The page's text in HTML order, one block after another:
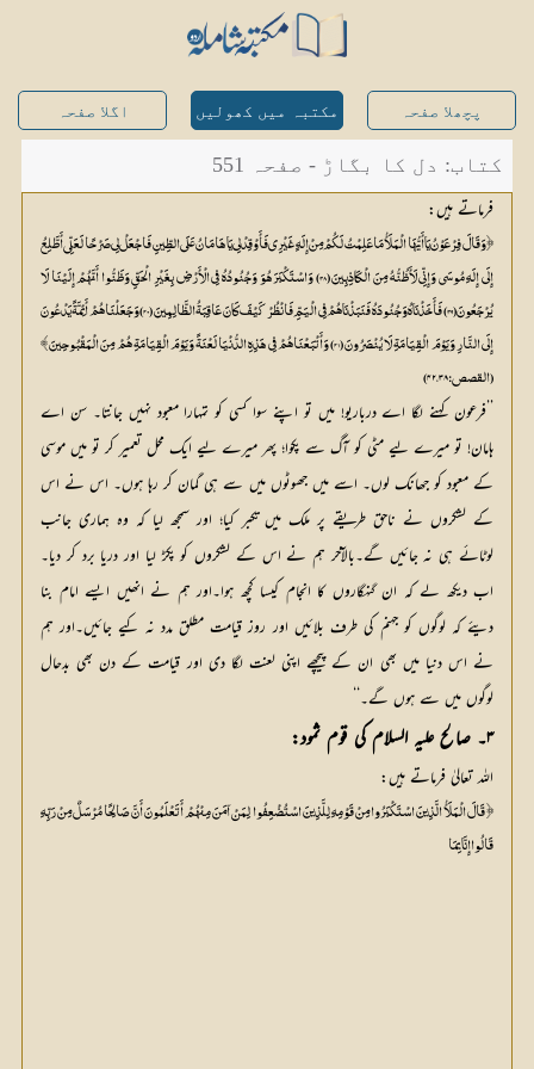
پچھلا صفحہ مکتبہ میں کھولیں اگلا صفحہ
کتاب: دل کا بگاڑ - صفحہ 551
فرماتے ہیں:
﴿ وَقَالَ فِرْعَوْنُ يَا أَيُّهَا الْمَلَأُ مَا عَلِمْتُ لَكُمْ مِنْ إِلَهٍ غَيْرِي فَأَوْقِدْ لِي يَا هَامَانُ عَلَى الطِّينِ فَاجْعَلْ لِي صَرْحًا لَعَلِّي أَطَّلِعُ
إِلَى إِلَهِ مُوسَى وَإِنِّي لَأَظُنُّهُ مِنَ الْكَاذِبِينَ (38) وَاسْتَكْبَرَ هُوَ وَجُنُودُهُ فِي الْأَرْضِ بِغَيْرِ الْحَقِّ وَظَنُّوا أَنَّهُمْ إِلَيْنَا لَا
يُرْجَعُونَ (39) فَأَخَذْنَاهُ وَجُنُودَهُ فَنَبَذْنَاهُمْ فِي الْيَمِّ فَانْظُرْ كَيْفَ كَانَ عَاقِبَةُ الظَّالِمِينَ (40) وَجَعَلْنَاهُمْ أَئِمَّةً يَدْعُونَ
إِلَى النَّارِ وَيَوْمَ الْقِيَامَةِ لَا يُنْصَرُونَ (41) وَأَتْبَعْنَاهُمْ فِي هَذِهِ الدُّنْيَا لَعْنَةً وَيَوْمَ الْقِيَامَةِ هُمْ مِنَ الْمَقْبُوحِينَ ﴾
(القصص:۳۸، ۴۲)
’’فرعون کہنے لگا اے درباریو! میں تو اپنے سوا کسی کو تمہارا معبود نہیں جانتا۔ سن اے
ہامان! تو میرے لیے مٹی کو آگ سے پکوا؛ پھر میرے لیے ایک محل تعمیر کر تو میں موسی
کے معبود کو جھانک لوں۔ اسے میں جھوٹوں میں سے ہی گمان کر رہا ہوں۔ اس نے اس
کے لشکروں نے ناحق طریقے پر ملک میں تکبر کیا؛ اور سمجھ لیا کہ وہ ہماری جانب
لوٹائے ہی نہ جائیں گے۔بالآخر ہم نے اس کے لشکروں کو پکڑ لیا اور دریا برد کر دیا۔
اب دیکھ لے کہ ان گنہگاروں کا انجام کیسا کچھ ہوا۔اور ہم نے انھیں ایسے امام بنا
دیئے کہ لوگوں کو جہنم کی طرف بلائیں اور روز قیامت مطلق مدد نہ کیے جائیں۔اور ہم
نے اس دنیا میں بھی ان کے پیچھے اپنی لعنت لگا دی اور قیامت کے دن بھی بدحال
لوگوں میں سے ہوں گے۔‘‘
۳۔ صالح علیہ السلام کی قوم ثمود:
اللہ تعالیٰ فرماتے ہیں:
﴿ قَالَ الْمَلَأُ الَّذِينَ اسْتَكْبَرُوا مِنْ قَوْمِهِ لِلَّذِينَ اسْتُضْعِفُوا لِمَنْ آمَنَ مِنْهُمْ أَتَعْلَمُونَ أَنَّ صَالِحًا مُرْسَلٌ مِنْ رَبِّهِ
قَالُوا إِنَّا بِمَا